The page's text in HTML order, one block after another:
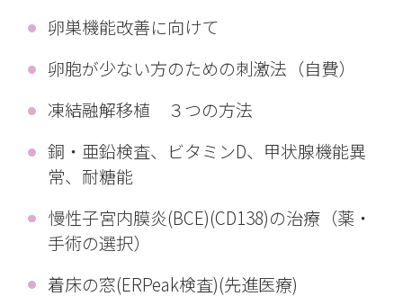
卵巣機能改善に向けて
卵胞が少ない方のための刺激法（自費）
凍結融解移植 ３つの方法
銅・亜鉛検査、ビタミンD、甲状腺機能異
常、耐糖能
慢性子宮内膜炎(BCE)(CD138)の治療（薬・
手術の選択）
着床の窓(ERPeak検査)(先進医療)